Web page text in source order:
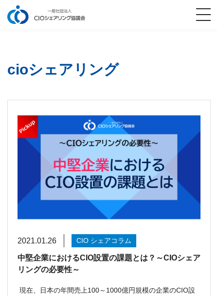
cioシェアリング
2021.01.26 CIO シェアコラム
中堅企業におけるCIO設置の課題とは？～CIOシェア
リングの必要性～
現在、日本の年間売上100～1000億円規模の企業のCIO設